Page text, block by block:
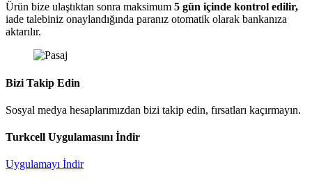
Ürün bize ulaştıktan sonra maksimum 5 gün içinde kontrol edilir,
iade talebiniz onaylandığında paranız otomatik olarak bankanıza
aktarılır.
Bizi Takip Edin
Sosyal medya hesaplarımızdan bizi takip edin, fırsatları kaçırmayın.
Turkcell Uygulamasını İndir
Uygulamayı İndir